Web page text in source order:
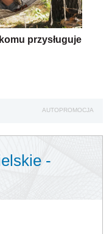
przysługuje
AUTOPROMOCJA
-